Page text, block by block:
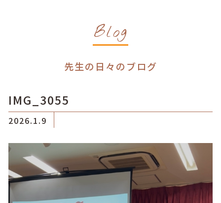
Blog
先生の日々のブログ
IMG_3055
2026.1.9